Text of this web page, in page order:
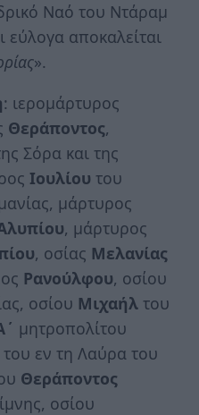
Ναό του Ντάραμ
εύλογα αποκαλείται
».
: ιερομάρτυρος
Θεράποντος,
Σόρα και της
Ιουλίου του
μάρτυρος
, μάρτυρος
, οσίας Μελανίας
Ρανούλφου, οσίου
οσίου Μιχαήλ του
μητροπολίτου
του εν τη Λαύρα του
Θεράποντος
οσίου